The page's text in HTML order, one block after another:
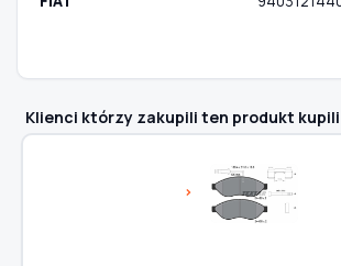
Klienci którzy zakupili ten produkt